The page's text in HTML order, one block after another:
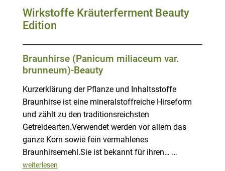
Wirkstoffe Kräuterferment Beauty
Edition
Braunhirse (Panicum miliaceum var.
brunneum)-Beauty
Kurzerklärung der Pflanze und Inhaltsstoffe
Braunhirse ist eine mineralstoffreiche Hirseform
und zählt zu den traditionsreichsten
Getreidearten.Verwendet werden vor allem das
ganze Korn sowie fein vermahlenes
Braunhirsemehl.Sie ist bekannt für ihren… …
weiterlesen